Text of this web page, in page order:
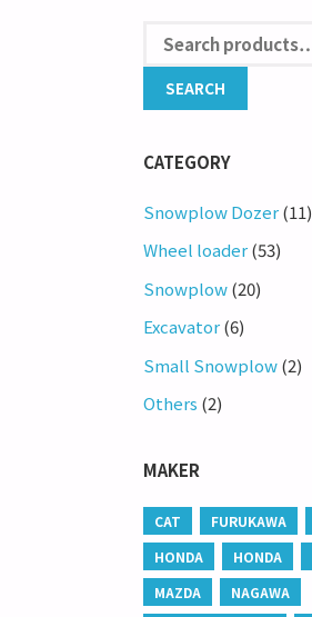
CATEGORY
Snowplow Dozer (11)
Wheel loader (53)
Snowplow (20)
Excavator (6)
Small Snowplow (2)
Others (2)
MAKER
CAT FURUKAWA
HONDA
HONDA
MAZDA
NAGAWA